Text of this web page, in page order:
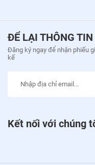
ĐỂ LẠI THÔNG
Đăng ký ngay để nhận phiếu
kế
Kết nối với chúng